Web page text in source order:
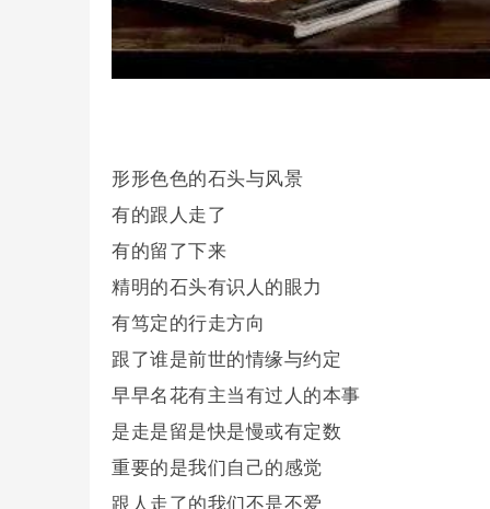
形形色色的石头与风景
有的跟人走了
有的留了下来
精明的石头有识人的眼力
有笃定的行走方向
跟了谁是前世的情缘与约定
早早名花有主当有过人的本事
是走是留是快是慢或有定数
重要的是我们自己的感觉
跟人走了的我们不是不爱